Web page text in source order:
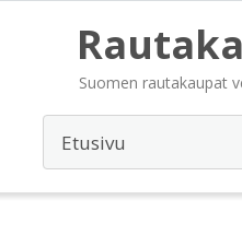
Suomen rautakaupat